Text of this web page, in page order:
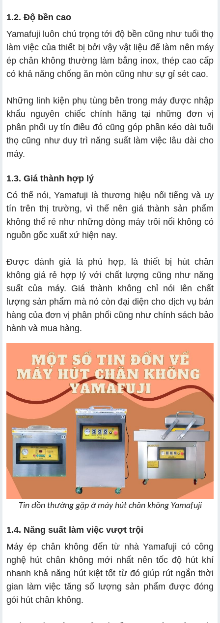
1.2. Độ bền cao
Yamafuji luôn chú trọng tới độ bền cũng như tuổi thọ
làm việc của thiết bị bởi vậy vật liệu để làm nên máy
ép chân không thường làm bằng inox, thép cao cấp
có khả năng chống ăn mòn cũng như sự gỉ sét cao.
Những linh kiện phụ tùng bên trong máy được nhập
khẩu nguyên chiếc chính hãng tại những đơn vị
phân phối uy tín điều đó cũng góp phần kéo dài tuổi
thọ cũng như duy trì năng suất làm việc lâu dài cho
máy.
1.3. Giá thành hợp lý
Có thể nói, Yamafuji là thương hiệu nổi tiếng và uy
tín trên thị trường, vì thế nên giá thành sản phẩm
không thể rẻ như những dòng máy trôi nổi không có
nguồn gốc xuất xứ hiện nay.
Được đánh giá là phù hợp, là thiết bị hút chân
không giá rẻ hợp lý với chất lượng cũng như năng
suất của máy. Giá thành không chỉ nói lên chất
lượng sản phẩm mà nó còn đại diện cho dịch vụ bán
hàng của đơn vị phân phối cũng như chính sách bảo
hành và mua hàng.
Tin đồn thường gặp ở máy hút chân không Yamafuji
1.4. Năng suất làm việc vượt trội
Máy ép chân không đến từ nhà Yamafuji có công
nghệ hút chân không mới nhất nên tốc độ hút khí
nhanh khả năng hút kiệt tốt từ đó giúp rút ngắn thời
gian làm việc tăng số lượng sản phẩm được đóng
gói hút chân không.